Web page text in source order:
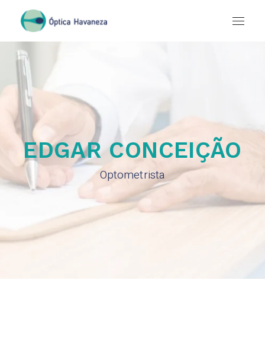
EDGAR CONCEIÇÃO
Optometrista